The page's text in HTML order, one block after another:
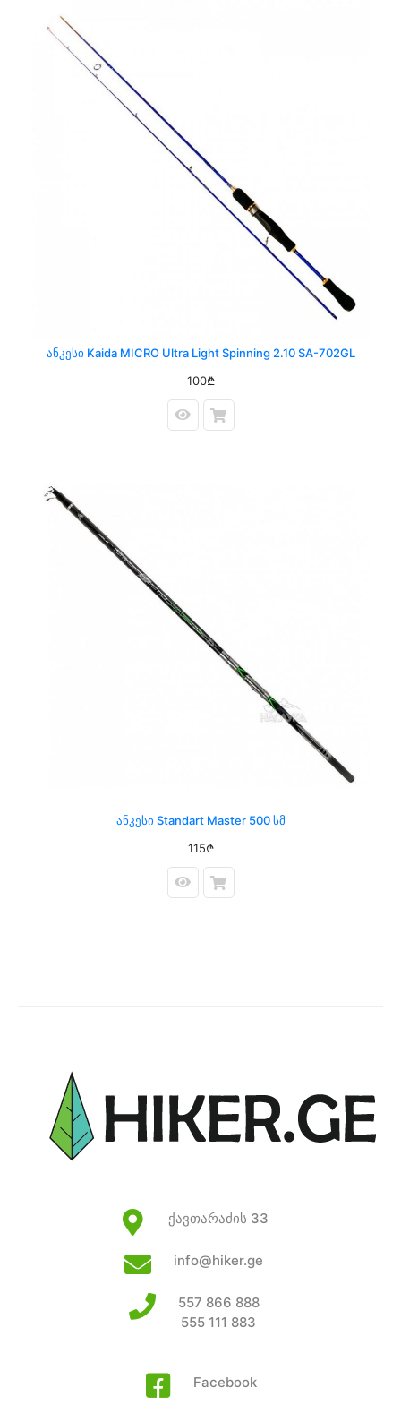
Ანკესი Kaida MICRO Ultra Light Spinning 2.10 SA-702GL
100₾
Ანკესი Standart Master 500 Სმ
115₾
ქავთარაძის 33
info@hiker.ge
557 866 888
555 111 883
Facebook